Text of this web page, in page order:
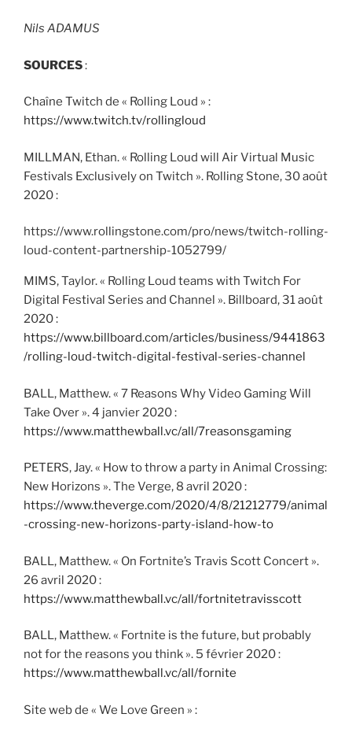
Nils ADAMUS
SOURCES:
Chaîne Twitch de « Rolling Loud » :
https://www.twitch.tv/rollingloud
MILLMAN, Ethan. « Rolling Loud will Air Virtual Music
Festivals Exclusively on Twitch ». Rolling Stone, 30 août
2020 :
https://www.rollingstone.com/pro/news/twitch-rolling-
loud-content-partnership-1052799/
MIMS, Taylor. « Rolling Loud teams with Twitch For
Digital Festival Series and Channel ». Billboard, 31 août
2020 :
https://www.billboard.com/articles/business/9441863
/rolling-loud-twitch-digital-festival-series-channel
BALL, Matthew. « 7 Reasons Why Video Gaming Will
Take Over ». 4 janvier 2020 :
https://www.matthewball.vc/all/7reasonsgaming
PETERS, Jay. « How to throw a party in Animal Crossing:
New Horizons ». The Verge, 8 avril 2020 :
https://www.theverge.com/2020/4/8/21212779/animal
-crossing-new-horizons-party-island-how-to
BALL, Matthew. « On Fortnite’s Travis Scott Concert ».
26 avril 2020 :
https://www.matthewball.vc/all/fortnitetravisscott
BALL, Matthew. « Fortnite is the future, but probably
not for the reasons you think ». 5 février 2020 :
https://www.matthewball.vc/all/fornite
Site web de « We Love Green » :